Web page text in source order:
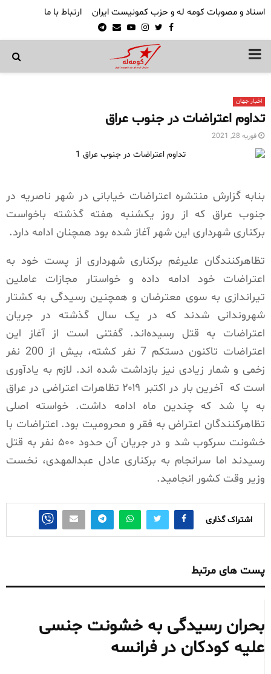
اسناد و مصوبات کومه له و حزب کمونیست ایران ارتباط با ما
Facebook
Twitter
Instagram
Youtube
Email
Telegram
PRIMARY
اخبار جهان
تداوم اعتراضات در جنوب عراق
فوریه 28, 2021
بنابه گزارش منتشره اعتراضات خیابانی در شهر ناصریه در
جنوب عراق که از روز یکشنبه هفته گذشته باخواست
برکناری شهرداری این شهر آغاز شده بود همچنان ادامه دارد.
تظاهرکنندگان علیرغم برکناری شهرداری از پست خود به
اعتراضات خود ادامه داده و خواستار مجازات عاملین
تیراندازی به سوی معترضان و همچنین رسیدگی به کشتار
شهروندانی شدند که در یک سال گذشته در جریان
اعتراضات به قتل رسیده‌اند. گفتنی است از آغاز این
اعتراضات تاکنون دستکم 7 نفر کشته، بیش از 200 نفر
زخمی و شمار زیادی نیز بازداشت شده اند. لازم به یادآوری
است که
آخرین بار در اکتبر ۲۰۱۹ تظاهرات اعتراضی در عراق
به پا شد که چندین ماه ادامه داشت. خواسته اصلی
تظاهرکنندگان اعتراض به فقر و محرومیت بود. اعتراضات با
خشونت سرکوب شد و در جریان آن حدود ۵۰۰ نفر به قتل
رسیدند اما سرانجام به برکناری عادل عبدالمهدی، نخست
وزیر وقت کشور انجامید.
اشتراک گذاری
پست های مرتبط
بحران رسیدگی به خشونت جنسی
علیه کودکان در فرانسه